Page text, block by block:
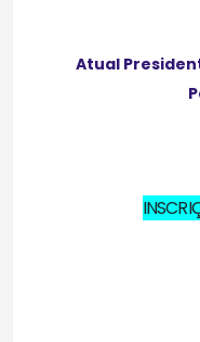
Atual